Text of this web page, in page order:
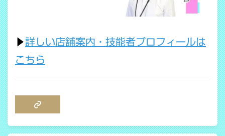
▶詳しい店舗案内・技能者プロフィールは
こちら